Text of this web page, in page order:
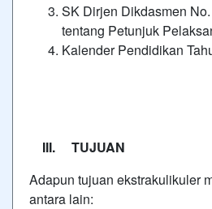
SK Dirjen Dikdasmen
tentang Petunjuk
Kalender Pendidikan
III.
TUJUAN
Adapun tujuan ekstrakulikuler
antara lain: